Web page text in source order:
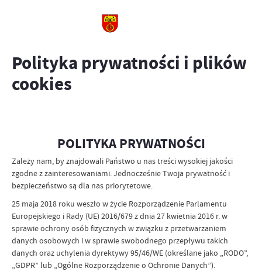
Polityka prywatności i plików
cookies
POLITYKA PRYWATNOŚCI
Zależy nam, by znajdowali Państwo u nas treści wysokiej jakości
zgodne z zainteresowaniami. Jednocześnie Twoja prywatność i
bezpieczeństwo są dla nas priorytetowe.
25 maja 2018 roku weszło w życie Rozporządzenie Parlamentu
Europejskiego i Rady (UE) 2016/679 z dnia 27 kwietnia 2016 r. w
sprawie ochrony osób fizycznych w związku z przetwarzaniem
danych osobowych i w sprawie swobodnego przepływu takich
danych oraz uchylenia dyrektywy 95/46/WE (określane jako „RODO”,
„GDPR” lub „Ogólne Rozporządzenie o Ochronie Danych”).